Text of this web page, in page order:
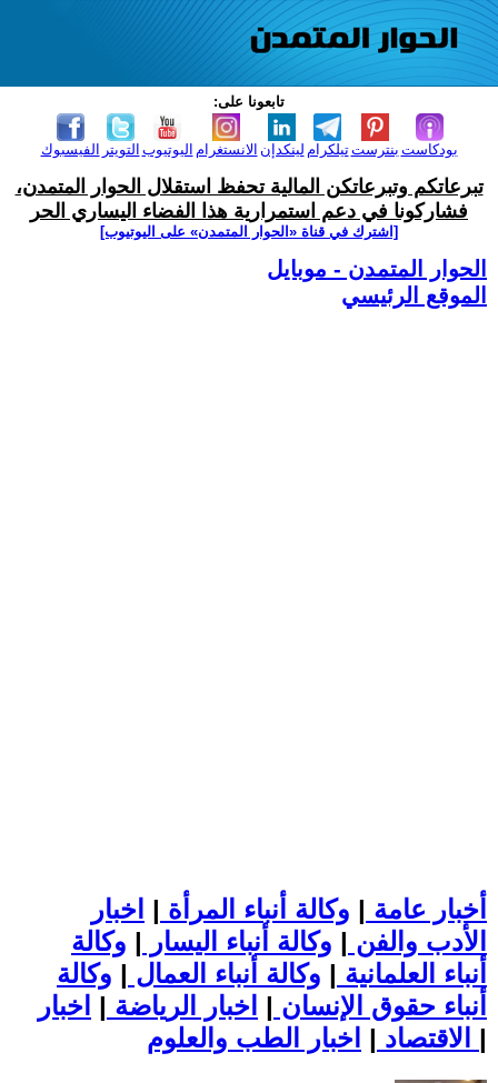
تابعونا على:
الفيسبوك التويتر اليوتيوب الانستغرام لينكدإن تيلكرامبنترست بودكاست
تبرعاتكم وتبرعاتكن المالية تحفظ استقلال الحوار المتمدن،
فشاركونا في دعم استمرارية هذا الفضاء اليساري الحر
[اشترك في قناة ‫«الحوار المتمدن» على اليوتيوب]
الحوار المتمدن - موبايل
الموقع الرئيسي
أخبار عامة | وكالة أنباء المرأة | اخبار
الأدب والفن | وكالة أنباء اليسار | وكالة
أنباء العلمانية | وكالة أنباء العمال | وكالة
أنباء حقوق الإنسان | اخبار الرياضة | اخبار
الاقتصاد | |